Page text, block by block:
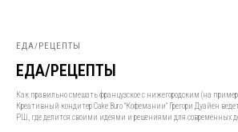
ЕДА/РЕЦЕПТЫ
ЕДА/РЕЦЕПТЫ
Как правильно смешать французское с нижегородским (на
Креативный кондитер Cake Buro "Кофемании" Грегори Дуайен
РШ, где делится своими идеями и решениями для современных